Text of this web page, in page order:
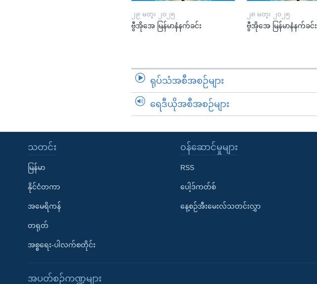
၂၉ မတ္၊ ၂၀၂၅
ဗွီအိုအေ မြန်မာနံနက်ခင်း
၂၈ မတ္၊ ၂၀၂၅
ဗွီအိုအေ မြန်မာနံနက်ခင်း
ရုပ်သံအစီအစဉ်များ
ရေဒီယိုအစီအစဉ်များ
သတင်း
မြန်မာ
နိုင်ငံတကာ
အမေရိကန်
တရုတ်
အစ္စရေး-ပါလက်စတိုင်း
၀န်ဆောင်မှုများ
RSS
ပေါ့ဒ်ကတ်စ်
နေ့စဉ်အီးမေးလ်သတင်းလွှာ
အပတ်စဉ်ကဏ္ဍများ